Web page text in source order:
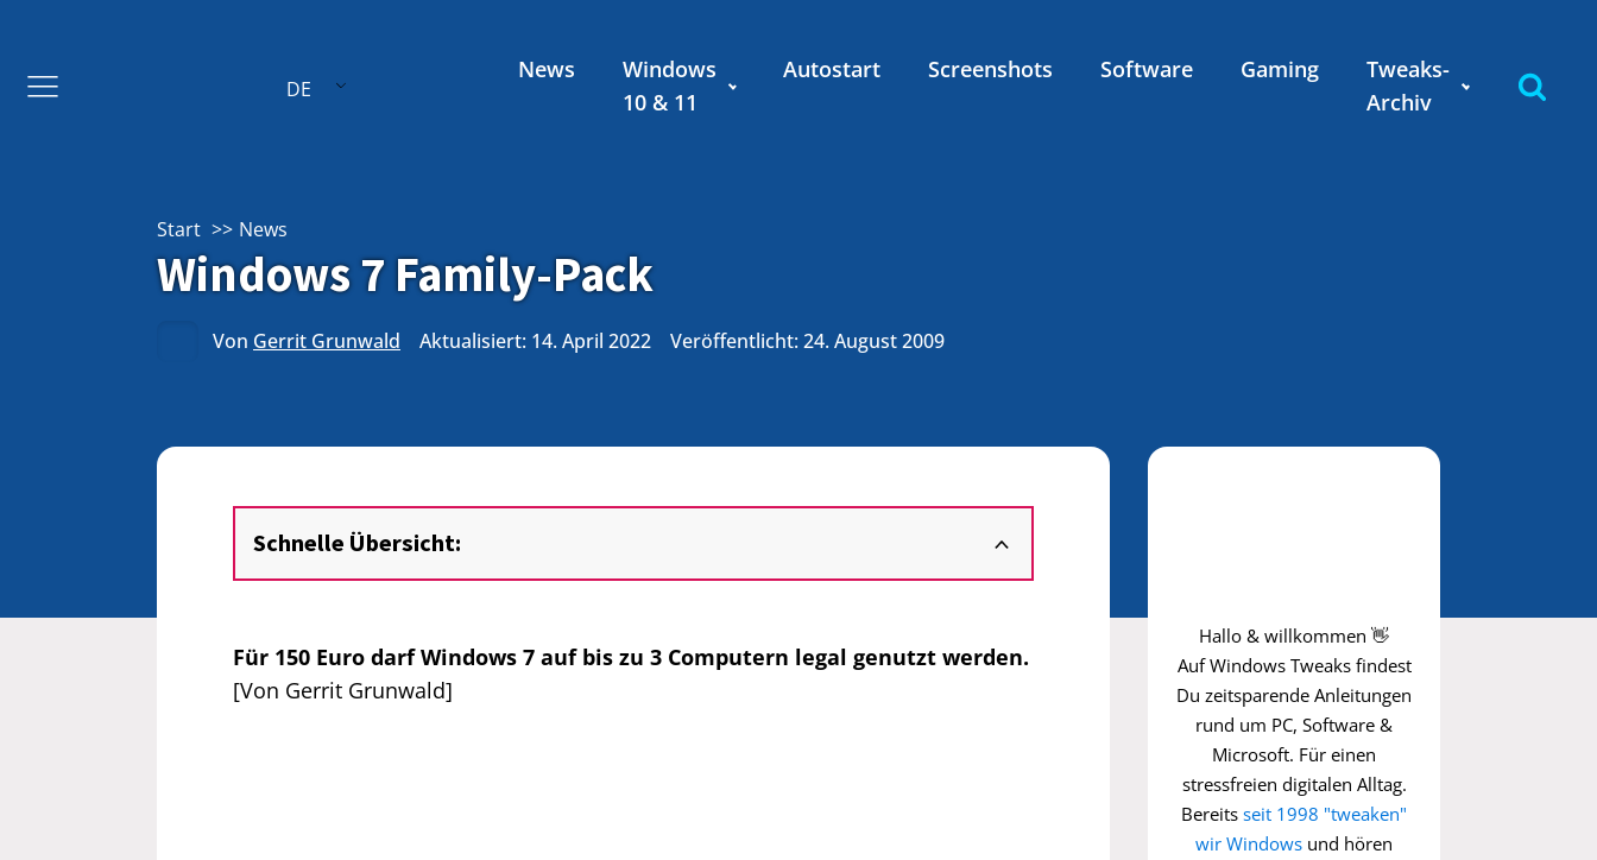
DE
News
Windows
10 & 11
Autostart Screenshots Software Gaming
Tweaks-
Archiv
Start News
Windows 7 Family-Pack
Von Gerrit Grunwald Aktualisiert: 14. April 2022 Veröffentlicht:24. August 2009
Schnelle Übersicht:
Für 150 Euro darf Windows 7 auf bis zu 3 Computern legal genutzt werden.
[Von Gerrit Grunwald]
Hallo & willkommen 👋
Auf Windows Tweaks findest
Du zeitsparende Anleitungen
rund um PC, Software &
Microsoft. Für einen
stressfreien digitalen Alltag.
Bereits seit 1998 "tweaken"
wir Windows und hören